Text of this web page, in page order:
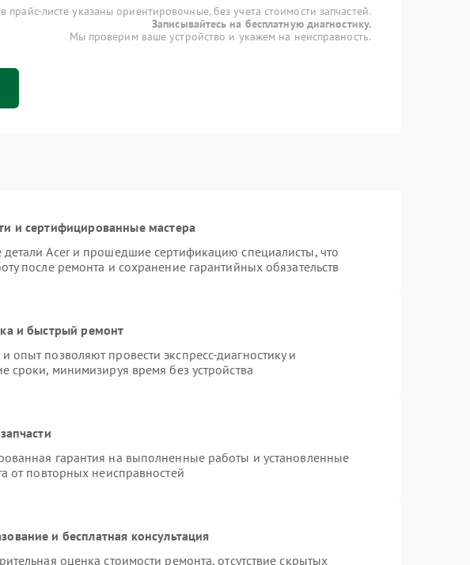
прайс-листе указаны ориентировочные, без учета стоимости запчастей.
Записывайтесь на бесплатную диагностику.
Мы проверим ваше устройство и укажем на неисправность.
и сертифицированные мастера
детали Acer и прошедшие сертификацию специалисты, что
после ремонта и сохранение гарантийных обязательств
и быстрый ремонт
опыт позволяют провести экспресс-диагностику и
сроки, минимизируя время без устройства
гарантия на выполненные работы и установленные
от повторных неисправностей
и бесплатная консультация
оценка стоимости ремонта, отсутствие скрытых